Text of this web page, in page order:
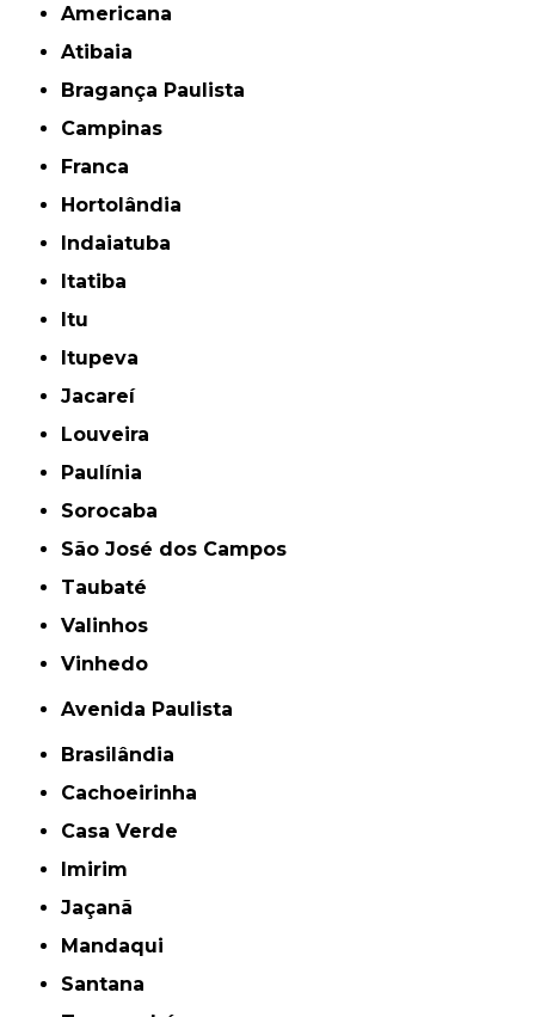
Americana
Atibaia
Bragança Paulista
Campinas
Franca
Hortolândia
Indaiatuba
Itatiba
Itu
Itupeva
Jacareí
Louveira
Paulínia
Sorocaba
São José dos Campos
Taubaté
Valinhos
Vinhedo
Avenida Paulista
Brasilândia
Cachoeirinha
Casa Verde
Imirim
Jaçanã
Mandaqui
Santana